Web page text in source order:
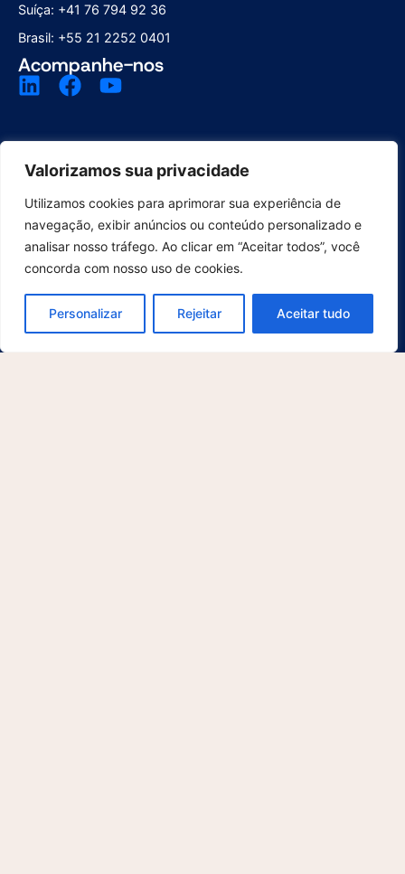
Valorizamos sua privacidade
Utilizamos cookies para aprimorar sua experiência de
navegação, exibir anúncios ou conteúdo personalizado e
analisar nosso tráfego. Ao clicar em “Aceitar todos”, você
concorda com nosso uso de cookies.
Personalizar Rejeitar Aceitar tudo
Suíça: +41 76 794 92 36
Brasil: +55 21 2252 0401
Acompanhe-nos
Plataforma
Gestão de E-mail
Gestão de Arquivo Físico
Gestão de Bibliotecas